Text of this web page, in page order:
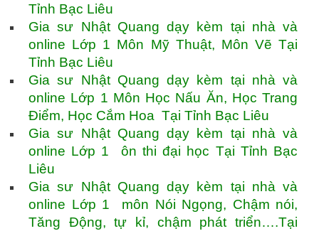
Tỉnh Bạc Liêu
Gia sư Nhật Quang dạy kèm tại nhà và
online Lớp 1 Môn Mỹ Thuật, Môn Vẽ Tại
Tỉnh Bạc Liêu
Gia sư Nhật Quang dạy kèm tại nhà và
online Lớp 1 Môn Học Nấu Ăn, Học Trang
Điểm, Học Cắm Hoa Tại Tỉnh Bạc Liêu
Gia sư Nhật Quang dạy kèm tại nhà và
online Lớp 1 ôn thi đại học Tại Tỉnh Bạc
Liêu
Gia sư Nhật Quang dạy kèm tại nhà và
online Lớp 1 môn Nói Ngọng, Chậm nói,
Tăng Động, tự kỉ, chậm phát triển….Tại